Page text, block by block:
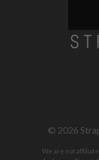
© 2026
We are not